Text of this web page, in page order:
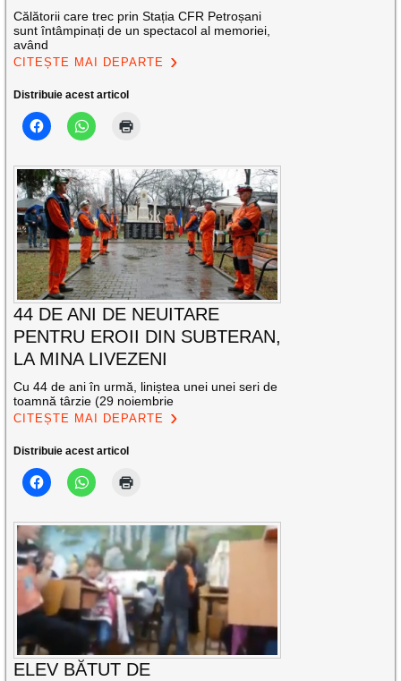
Călătorii care trec prin Stația CFR Petroșani
sunt întâmpinați de un spectacol al memoriei,
având
CITEȘTE MAI DEPARTE
Distribuie acest articol
44 DE ANI DE NEUITARE
PENTRU EROII DIN SUBTERAN,
LA MINA LIVEZENI
Cu 44 de ani în urmă, liniștea unei unei seri de
toamnă târzie (29 noiembrie
CITEȘTE MAI DEPARTE
Distribuie acest articol
ELEV BĂTUT DE